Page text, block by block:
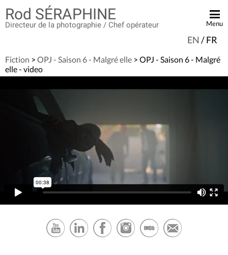
Rod SÉRAPHINE
Directeur de la photographie / Chef opérateur
EN /FR
Menu
CLIP VIDÉO
DOCUMENTAIRE
EN TOURNAGE
Fiction > OPJ - Saison 6 - Malgré elle > OPJ - Saison 6 - Malgré
elle - video